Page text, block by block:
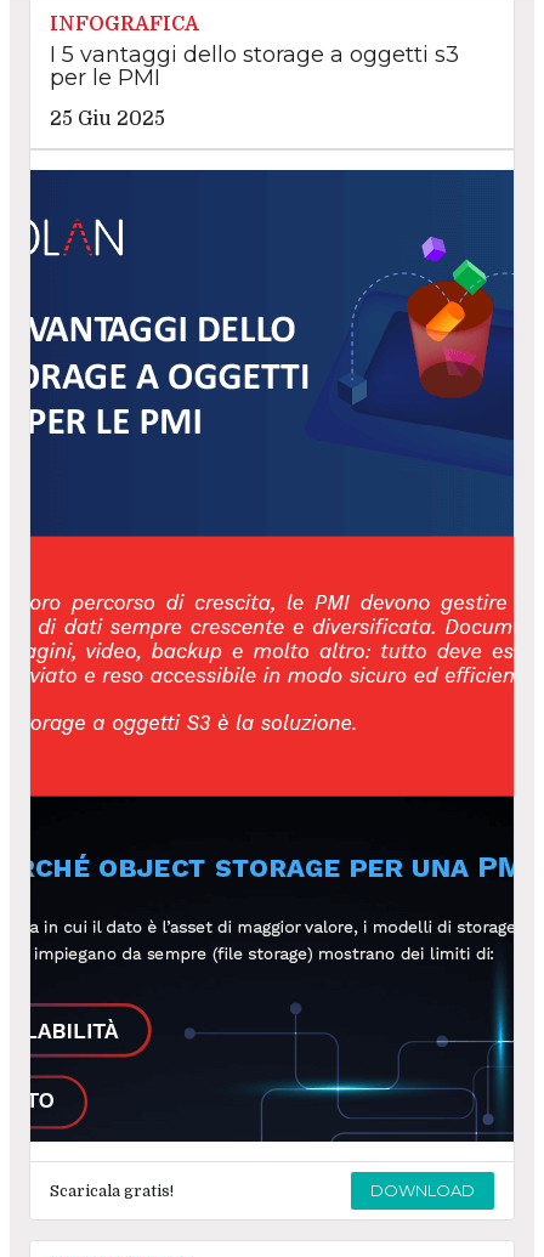
INFOGRAFICA
I 5 vantaggi dello storage a oggetti s3
per le PMI
25 Giu 2025
Scaricala gratis! DOWNLOAD